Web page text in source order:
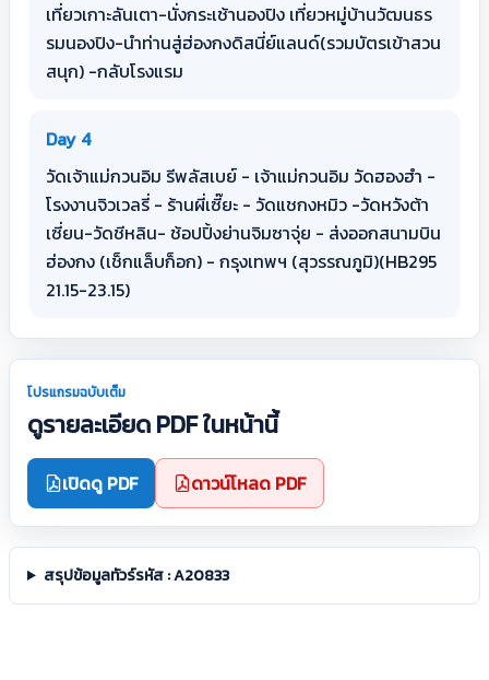
เที่ยวเกาะลันเตา-นั่งกระเช้านองปิง เที่ยวหมู่บ้านวัฒนธร
รมนองปิง-นำท่านสู่ฮ่องกงดิสนี่ย์แลนด์(รวมบัตรเข้าสวน
สนุก) -กลับโรงแรม
Day 4
วัดเจ้าแม่กวนอิม รีพลัสเบย์ - เจ้าแม่กวนอิม วัดฮองฮำ -
โรงงานจิวเวลรี่ - ร้านผี่เซี๊ยะ - วัดแชกงหมิว -วัดหวังต้า
เซี่ยน-วัดชีหลิน- ช้อปปิ้งย่านจิมซาจุ่ย - ส่งออกสนามบิน
ฮ่องกง (เช็กแล็บก็อก) - กรุงเทพฯ (สุวรรณภูมิ)(HB295
21.15-23.15)
โปรแกรมฉบับเต็ม
ดูรายละเอียด PDF ในหน้านี้
เปิดดู PDF ดาวน์โหลด PDF
สรุปข้อมูลทัวร์รหัส : A20833